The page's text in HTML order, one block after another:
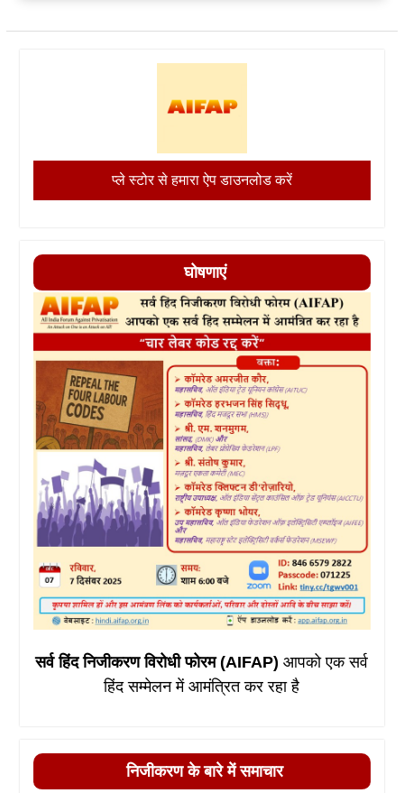
प्ले स्टोर से हमारा ऐप डाउनलोड करें
घोषणाएं
सर्व हिंद निजीकरण विरोधी फोरम (AIFAP)आपको एक सर्व
हिंद सम्मेलन में आमंत्रित कर रहा है
निजीकरण के बारे में समाचार